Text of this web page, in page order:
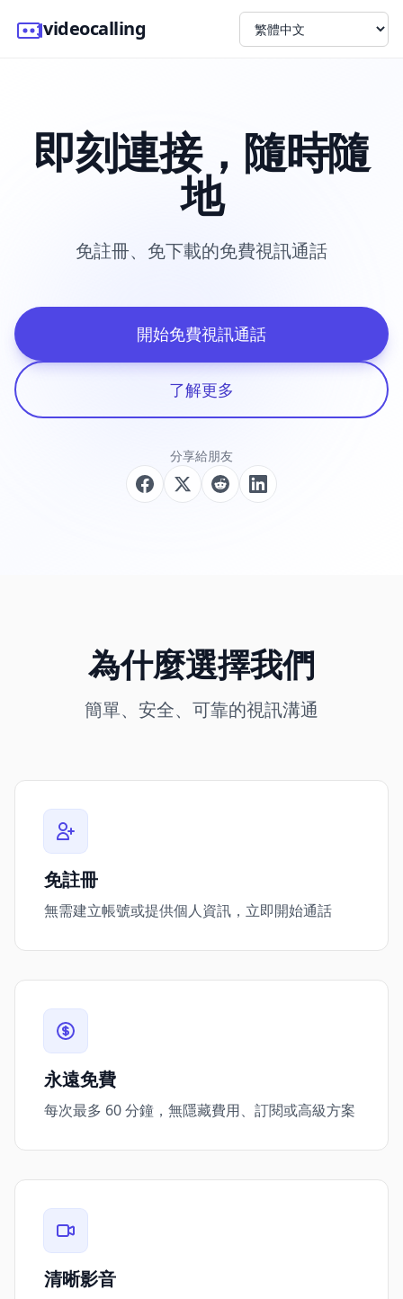
videocalling
即刻連接，隨時隨
地
免註冊、免下載的免費視訊通話
開始免費視訊通話
了解更多
分享給朋友
為什麼選擇我們
簡單、安全、可靠的視訊溝通
免註冊
無需建立帳號或提供個人資訊，立即開始通話
永遠免費
每次最多 60 分鐘，無隱藏費用、訂閱或高級方案
清晰影音